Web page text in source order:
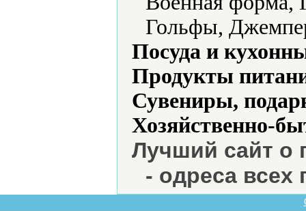
Гольфы,
Посуда и
Продукты
Сувениры,
Хозяйственно-
Лучший сайт о
- одреса всех